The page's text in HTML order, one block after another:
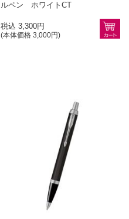
ルペン ホワイトCT
税込 3,300円
(本体価格 3,000円)